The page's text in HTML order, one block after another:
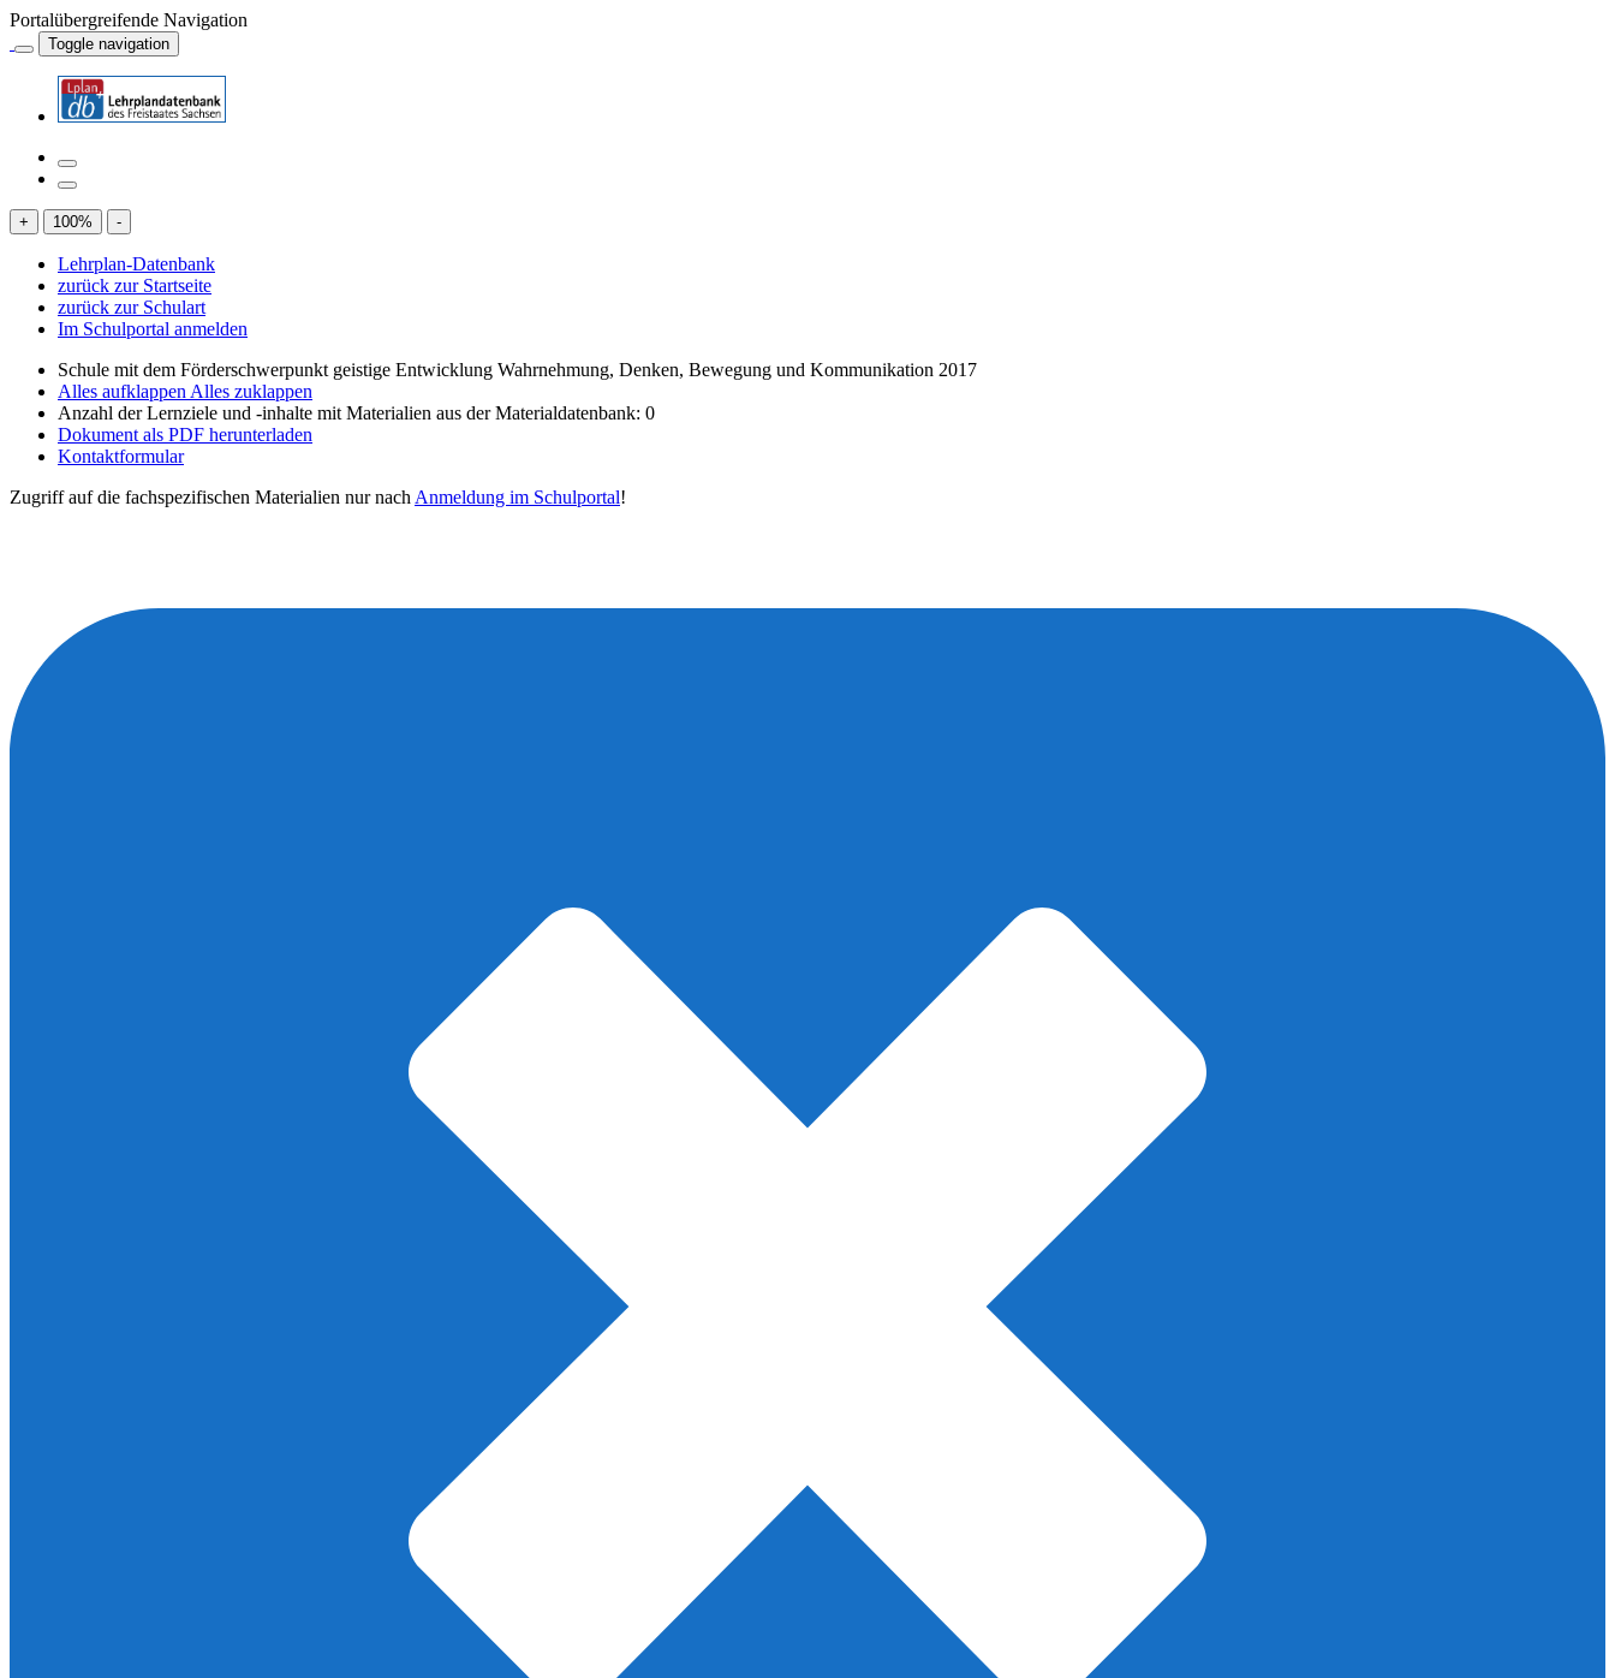
Portalübergreifende Navigation
Toggle navigation
+ 100% -
Lehrplan-Datenbank
zurück zur Startseite
zurück zur Schulart
Im Schulportal anmelden
Schule mit dem Förderschwerpunkt geistige Entwicklung Wahrnehmung, Denken, Bewegung und Kommunikation 2017
Alles aufklappen Alles zuklappen
Anzahl der Lernziele und -inhalte mit Materialien aus der Materialdatenbank: 0
Dokument als PDF herunterladen
Kontaktformular
Zugriff auf die fachspezifischen Materialien nur nach Anmeldung im Schulportal!